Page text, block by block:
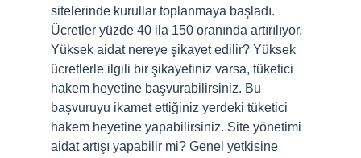
sitelerinde kurullar toplanmaya başladı.
Ücretler yüzde 40 ila 150 oranında artırılıyor.
Yüksek aidat nereye şikayet edilir? Yüksek
ücretlerle ilgili bir şikayetiniz varsa, tüketici
hakem heyetine başvurabilirsiniz. Bu
başvuruyu ikamet ettiğiniz yerdeki tüketici
hakem heyetine yapabilirsiniz. Site yönetimi
aidat artışı yapabilir mi? Genel yetkisine